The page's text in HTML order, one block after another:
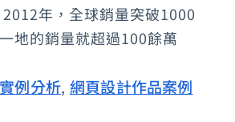
年，全球銷量突破1000
地的銷量就超過100餘萬
例分析, 網頁設計作品案例